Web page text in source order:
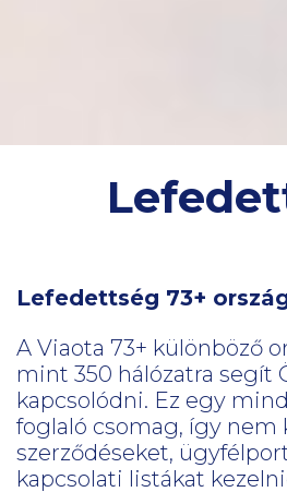
Lefedettség 73+
A Viaota 73+ különböző
mint 350 hálózatra segít
kapcsolódni. Ez egy
foglaló csomag, így nem
szerződéseket,
kapcsolati listákat